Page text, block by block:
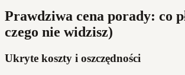
Prawdziwa cena porady: co
czego nie widzisz)
Ukryte koszty i oszczędności